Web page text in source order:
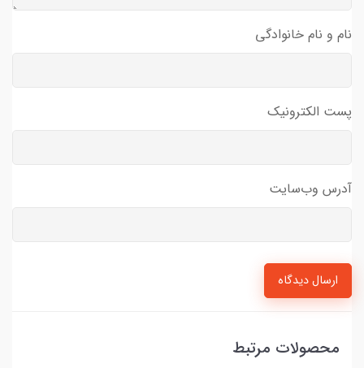
نام و نام خانوادگی
پست الکترونیک
آدرس وب‌سایت
ارسال دیدگاه
محصولات مرتبط